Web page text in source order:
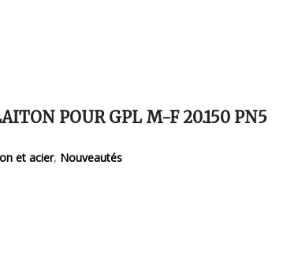
POUR GPL M-F 20.150 PN5
et acier, Nouveautés